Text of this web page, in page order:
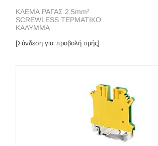
ΚΛΕΜΑ ΡΑΓΑΣ 2.5mm²
SCREWLESS ΤΕΡΜΑΤΙΚΟ
ΚΑΛΥΜΜΑ
[Σύνδεση για προβολή τιμής]